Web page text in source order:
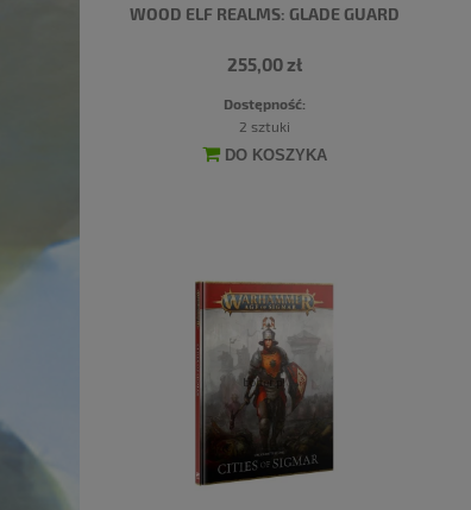
WOOD ELF REALMS: GLADE GUARD
255,00 zł
Dostępność:
2 sztuki
DO KOSZYKA